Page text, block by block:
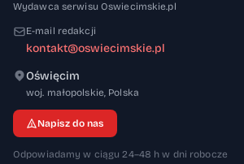
Wydawca serwisu Oswiecimskie.pl
E-mail redakcji
kontakt@oswiecimskie.pl
Oświęcim
woj. małopolskie, 32-600
Polska
Napisz do nas
Odpowiadamy w ciągu 24–48 h w dni robocze